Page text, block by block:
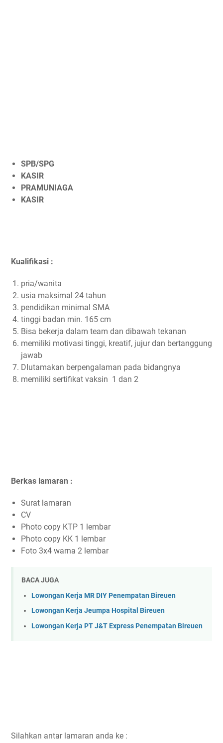
SPB/SPG
KASIR
PRAMUNIAGA
KASIR
Kualifikasi :
pria/wanita
usia maksimal 24 tahun
pendidikan minimal SMA
tinggi badan min. 165 cm
Bisa bekerja dalam team dan dibawah tekanan
memiliki motivasi tinggi, kreatif, jujur dan bertanggung
jawab
DIutamakan berpengalaman pada bidangnya
memiliki sertifikat vaksin 1 dan 2
Berkas lamaran :
Surat lamaran
CV
Photo copy KTP 1 lembar
Photo copy KK 1 lembar
Foto 3x4 warna 2 lembar
BACA JUGA
Lowongan Kerja MR DIY Penempatan Bireuen
Lowongan Kerja Jeumpa Hospital Bireuen
Lowongan Kerja PT J&T Express Penempatan Bireuen
Silahkan antar lamaran anda ke :